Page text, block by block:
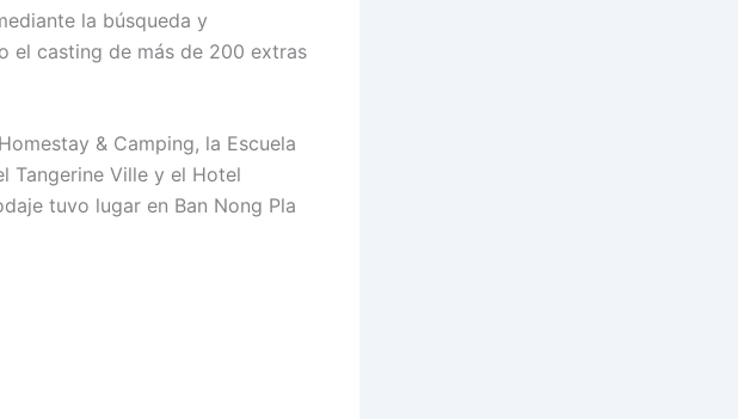
la búsqueda y
el casting de más de 200 extras
& Camping, la Escuela
Tangerine Ville y el Hotel
tuvo lugar en Ban Nong Pla